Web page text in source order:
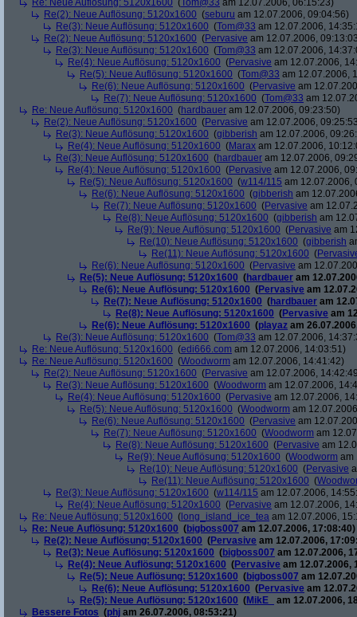
Re: Neue Auflösung: 5120x1600 ( Tom@33 am 12.07.2006, 06:15:23)
Re(2): Neue Auflösung: 5120x1600 (seburu am 12.07.2006, 09:04:56)
Re(3): Neue Auflösung: 5120x1600 (Tom@33 am 12.07.2006,
Re(2): Neue Auflösung: 5120x1600 (Pervasive am 12.07.2006,
Re(3): Neue Auflösung: 5120x1600 (Tom@33 am 12.07.2006,
Re(4): Neue Auflösung: 5120x1600 (Pervasive am 12.07.2006,
Re(5): Neue Auflösung: 5120x1600 (Tom@33 am 12.07.2006,
Re(6): Neue Auflösung: 5120x1600 (Pervasive am
Re(7): Neue Auflösung: 5120x1600 (Tom@33 am
Re: Neue Auflösung: 5120x1600 (hardbauer am 12.07.2006, 09:23:50)
Re(2): Neue Auflösung: 5120x1600 (Pervasive am 12.07.2006,
Re(3): Neue Auflösung: 5120x1600 (gibberish am 12.07.2006,
Re(4): Neue Auflösung: 5120x1600 (Marax am 12.07.2006,
Re(3): Neue Auflösung: 5120x1600 (hardbauer am 12.07.2006,
Re(4): Neue Auflösung: 5120x1600 (Pervasive am 12.07.2006,
Re(5): Neue Auflösung: 5120x1600 (w114/115 am 12.07.2006,
Re(6): Neue Auflösung: 5120x1600 (gibberish am
Re(7): Neue Auflösung: 5120x1600 (Pervasive am
Re(8): Neue Auflösung: 5120x1600 (gibberish am
Re(9): Neue Auflösung: 5120x1600 (Pervasive am
Re(10): Neue Auflösung: 5120x1600 (gibberish
Re(11): Neue Auflösung: 5120x1600 (
Re(6): Neue Auflösung: 5120x1600 (Pervasive am
Re(5): Neue Auflösung: 5120x1600 (hardbauer am
Re(6): Neue Auflösung: 5120x1600 (Pervasive am
Re(7): Neue Auflösung: 5120x1600 (hardbauer am
Re(8): Neue Auflösung: 5120x1600 (Pervasive am
Re(6): Neue Auflösung: 5120x1600 (playaz am
Re(3): Neue Auflösung: 5120x1600 (Tom@33 am 12.07.2006,
Re: Neue Auflösung: 5120x1600 (edi666.com am 12.07.2006, 14:03:51)
Re: Neue Auflösung: 5120x1600 (Woodworm am 12.07.2006, 14:41:42)
Re(2): Neue Auflösung: 5120x1600 (Pervasive am 12.07.2006,
Re(3): Neue Auflösung: 5120x1600 (Woodworm am 12.07.2006,
Re(4): Neue Auflösung: 5120x1600 (Pervasive am 12.07.2006,
Re(5): Neue Auflösung: 5120x1600 (Woodworm am
Re(6): Neue Auflösung: 5120x1600 (Pervasive am
Re(7): Neue Auflösung: 5120x1600 (Woodworm am
Re(8): Neue Auflösung: 5120x1600 (Pervasive am
Re(9): Neue Auflösung: 5120x1600 (Woodworm am
Re(10): Neue Auflösung: 5120x1600 (Pervasive
Re(11): Neue Auflösung: 5120x1600 (
Re(3): Neue Auflösung: 5120x1600 (w114/115 am 12.07.2006,
Re(4): Neue Auflösung: 5120x1600 (Pervasive am 12.07.2006,
Re: Neue Auflösung: 5120x1600 ( long_island_ice_tea am 12.07.2006,
Re: Neue Auflösung: 5120x1600 (bigboss007 am 12.07.2006, 17:08:40)
Re(2): Neue Auflösung: 5120x1600 (Pervasive am 12.07.2006,
Re(3): Neue Auflösung: 5120x1600 (bigboss007 am 12.07.2006,
Re(4): Neue Auflösung: 5120x1600 (Pervasive am 12.07.2006,
Re(5): Neue Auflösung: 5120x1600 (bigboss007 am
Re(6): Neue Auflösung: 5120x1600 (Pervasive am
Re(5): Neue Auflösung: 5120x1600 (MikE_
am 12.07.2006,
Bessere Fotos (phj am 26.07.2006, 08:53:21)